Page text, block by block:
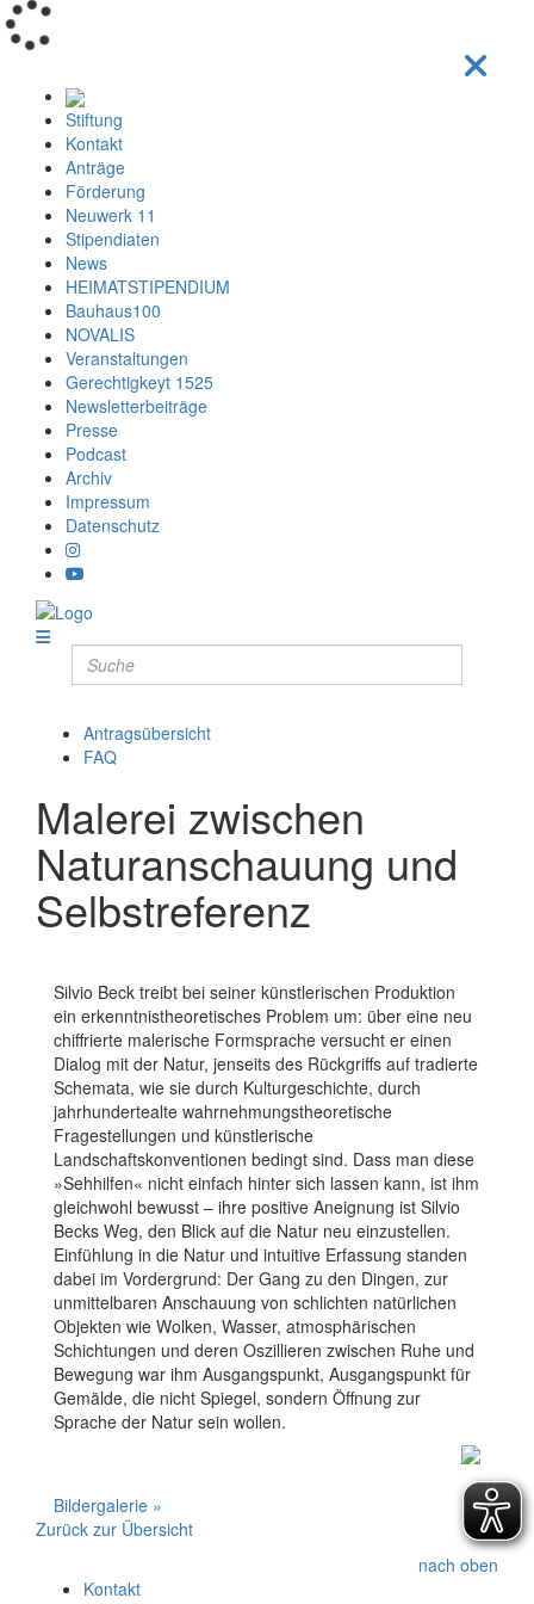
Stiftung
Kontakt
Anträge
Förderung
Neuwerk 11
Stipendiaten
News
HEIMATSTIPENDIUM
Bauhaus100
NOVALIS
Veranstaltungen
Gerechtigkeyt 1525
Newsletterbeiträge
Presse
Podcast
Archiv
Impressum
Datenschutz
Antragsübersicht
FAQ
Malerei zwischen
Naturanschauung und
Selbstreferenz
Silvio Beck treibt bei seiner künstlerischen Produktion
ein erkenntnistheoretisches Problem um: über eine neu
chiffrierte malerische Formsprache versucht er einen
Dialog mit der Natur, jenseits des Rückgriffs auf tradierte
Schemata, wie sie durch Kulturgeschichte, durch
jahrhundertealte wahrnehmungstheoretische
Fragestellungen und künstlerische
Landschaftskonventionen bedingt sind. Dass man diese
»Sehhilfen« nicht einfach hinter sich lassen kann, ist ihm
gleichwohl bewusst – ihre positive Aneignung ist Silvio
Becks Weg, den Blick auf die Natur neu einzustellen.
Einfühlung in die Natur und intuitive Erfassung standen
dabei im Vordergrund: Der Gang zu den Dingen, zur
unmittelbaren Anschauung von schlichten natürlichen
Objekten wie Wolken, Wasser, atmosphärischen
Schichtungen und deren Oszillieren zwischen Ruhe und
Bewegung war ihm Ausgangspunkt, Ausgangspunkt für
Gemälde, die nicht Spiegel, sondern Öffnung zur
Sprache der Natur sein wollen.
Bildergalerie »
Zurück zur Übersicht
nach oben
Kontakt